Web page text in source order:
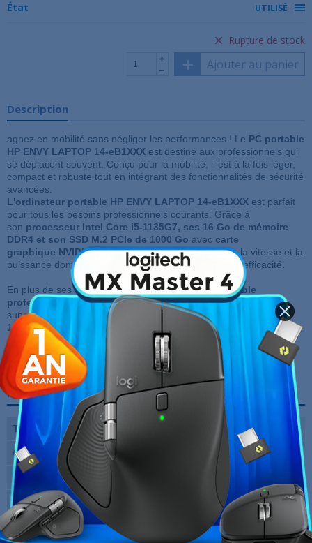
État
UTILISÉ
Rupture de stock
Ajouter au panier
Description
agnez en mobilité sans négliger les performances ! Le PC portable
HP ENVY LAPTOP 14-eB1XXX est destiné aux professionnels qui
se déplacent souvent. Conçu pour la mobilité, il est à la fois léger,
compact et robuste tout en intégrant des fonctionnalités de sécurité
avancées.
L'ordinateur portable HP ENVY LAPTOP 14-eB1XXX est parfait
pour tous les besoins professionnels courants. Grâce à
son processeur Intel Core i5-1135G7, ses 16 Go de mémoire
DDR4 et son SSD M.2 PCIe de 1000 Go avec carte
graphique NVIDIA GeForce RTX 3050, il vous offre la vitesse et la
puissance dont vous avez besoin pour travailler avec efficacité.
En plus de ses composants performants, lePC portable
professionnel
HP ENVY LAPTOP 14-eB1XXXbénéficie d'un
superbe
écran de 14 pouces avec résolution Full HD (2240 x
1400). Pour votre confort, il dispose aussi d'unclavier
à touches
rétroéclairées avec protection anti-éclaboussures. Son système
audio Bang & Olufsen offre également une restitution sonore de
haute qualité.
Fiche technique
Type de Processeur
Intel Core i7-11390H
Capacité RAM
Chipset graphique
NVIDIA GeForce RTX 3050
SSD
Ecran
14 FHD (2240x 1200 pixels)